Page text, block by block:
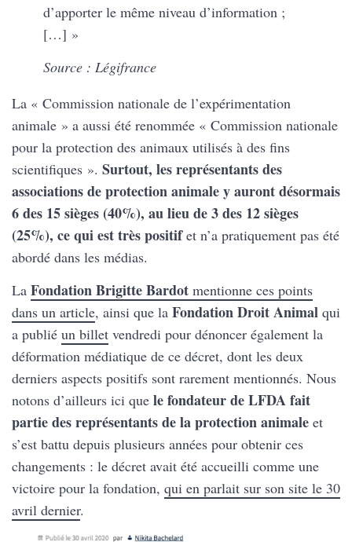
d’apporter le même niveau d’information ;
[…] »
Source : Légifrance
La « Commission nationale de l’expérimentation
animale » a aussi été renommée « Commission nationale
pour la protection des animaux utilisés à des fins
scientifiques ». Surtout, les représentants des
associations de protection animale y auront désormais
6 des 15 sièges (40%), au lieu de 3 des 12 sièges
(25%), ce qui est très positifet n’a pratiquement pas été
abordé dans les médias.
La Fondation Brigitte Bardot mentionne ces points
dans un article, ainsi que la Fondation Droit Animal qui
a publié un billet vendredi pour dénoncer également la
déformation médiatique de ce décret, dont les deux
derniers aspects positifs sont rarement mentionnés. Nous
notons d’ailleurs ici que le fondateur de LFDA fait
partie des représentants de la protection animale et
s’est battu depuis plusieurs années pour obtenir ces
changements : le décret avait été accueilli comme une
victoire pour la fondation, qui en parlait sur son site le 30
avril dernier.